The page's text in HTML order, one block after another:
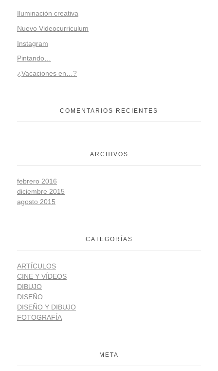
Iluminación creativa
Nuevo Videocurriculum
Instagram
Pintando…
¿Vacaciones en…?
COMENTARIOS RECIENTES
ARCHIVOS
febrero 2016
diciembre 2015
agosto 2015
CATEGORÍAS
ARTÍCULOS
CINE Y VÍDEOS
DIBUJO
DISEÑO
DISEÑO Y DIBUJO
FOTOGRAFÍA
META